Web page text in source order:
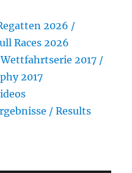
2026 /
Races 2026
2017 /
2017
/ Results